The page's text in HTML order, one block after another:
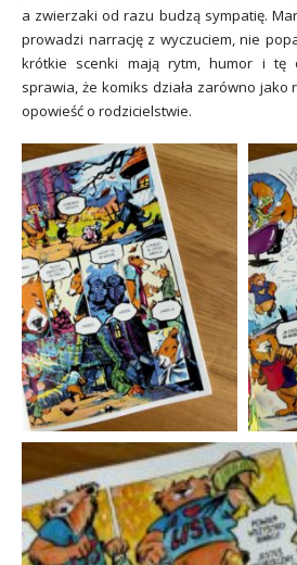
a zwierzaki od razu budzą sympatię.
prowadzi narrację z wyczuciem, nie
krótkie scenki mają rytm, humor i tę
sprawia, że komiks działa zarówno jako
opowieść o rodzicielstwie.